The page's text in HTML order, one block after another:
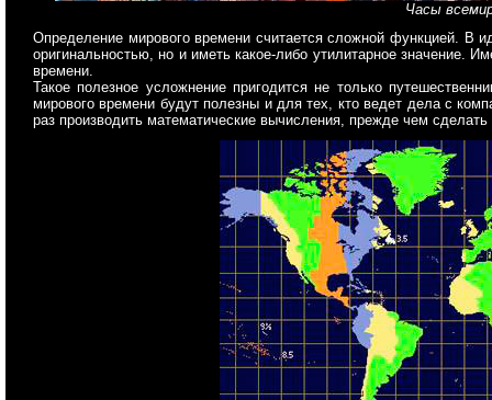
Часы
Определение мирового времени считается сложной функцией. В
оригинальностью, но и иметь какое-либо утилитарное значение.
времени.
Такое полезное усложнение пригодится не только
мирового времени будут полезны и для тех, кто ведет дела с
раз производить математические вычисления, прежде чем